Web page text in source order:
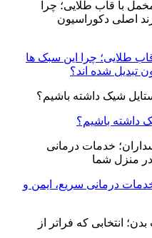
قاب طلایی؛ چرا این سبک ها
تبدیل شده اند؟
داشته باشیم؟
درمانی سریع، ایمن و